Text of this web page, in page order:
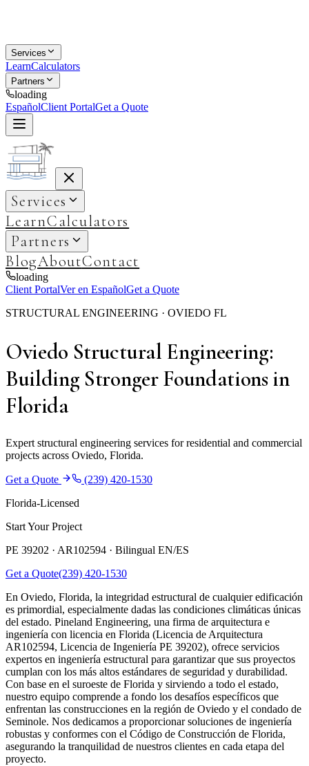
Services
LearnCalculators
Partners
loading
EspañolClient PortalGet a Quote
Services
LearnCalculators
Partners
BlogAboutContact
loading
Client PortalVer en EspañolGet a Quote
STRUCTURAL ENGINEERING · OVIEDO FL
Oviedo Structural Engineering:
Building Stronger Foundations in
Florida
Expert structural engineering services for residential and commercial
projects across Oviedo, Florida.
Get a Quote
(239) 420-1530
Florida-Licensed
Start Your Project
PE 39202 · AR102594 · Bilingual EN/ES
Get a Quote(239) 420-1530
En Oviedo, Florida, la integridad estructural de cualquier edificación
es primordial, especialmente dadas las condiciones climáticas únicas
del estado. Pineland Engineering, una firma de arquitectura e
ingeniería con licencia en Florida (Licencia de Arquitectura
AR102594, Licencia de Ingeniería PE 39202), ofrece servicios
expertos en ingeniería estructural para garantizar que sus proyectos
cumplan con los más altos estándares de seguridad y durabilidad.
Con base en el suroeste de Florida y sirviendo a todo el estado,
nuestro equipo comprende a fondo los desafíos específicos que
enfrentan las construcciones en la región de Oviedo y el condado de
Seminole. Nos dedicamos a proporcionar soluciones de ingeniería
robustas y conformes con el Código de Construcción de Florida,
asegurando la tranquilidad de nuestros clientes en cada etapa del
proyecto.